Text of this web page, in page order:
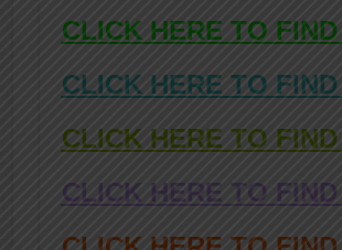
CLICK HERE TO
CLICK HERE TO
CLICK HERE TO
CLICK HERE TO